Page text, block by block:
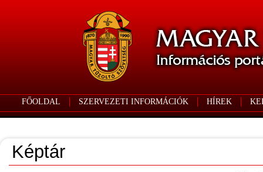
FŐOLDAL SZERVEZETI INFORMÁCIÓK HÍREK
Képtár